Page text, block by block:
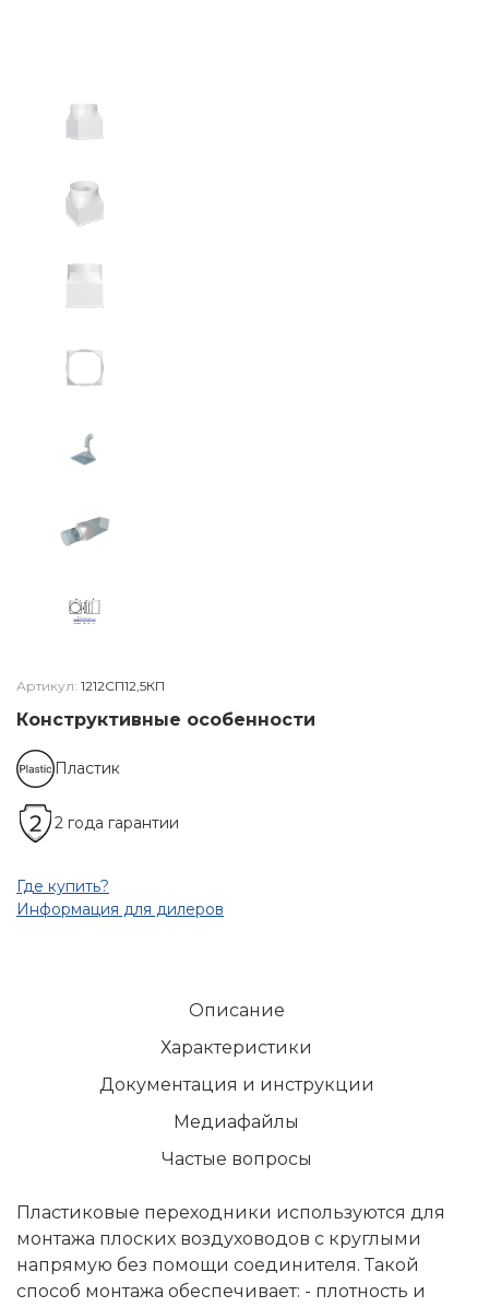
Артикул: 1212СП12,5КП
Конструктивные особенности
Пластик
2 года гарантии
Где купить?
Информация для дилеров
Описание
Характеристики
Документация и инструкции
Медиафайлы
Частые вопросы
Пластиковые переходники используются для
монтажа плоских воздуховодов с круглыми
напрямую без помощи соединителя. Такой
способ монтажа обеспечивает: - плотность и